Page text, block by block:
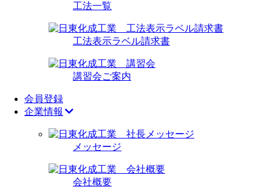
工法一覧
工法表示ラベル請求書
講習会ご案内
会員登録
企業情報
メッセージ
会社概要